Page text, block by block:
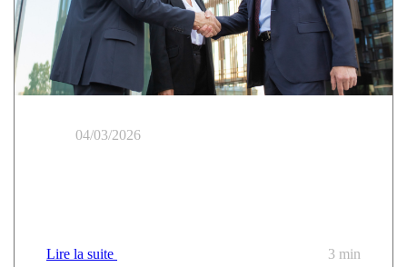
04/03/2026
Lire la suite 3 min